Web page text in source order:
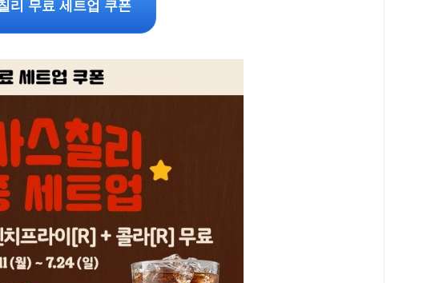
리 무료 세트업 쿠폰